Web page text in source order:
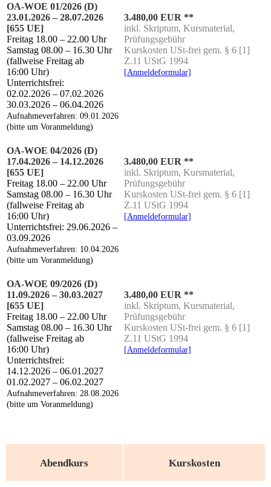
OA-WOE 01/2026 (D)
23.01.2026 – 28.07.2026
[655 UE]
Frei­tag 18.00 – 22.00 Uhr
Sams­tag 08.00 – 16.30 Uhr
(fall­wei­se Frei­tag ab
16:00 Uhr)
Unterrichtsfrei:
02.02.2026 – 07.02.2026
30.03.2026 – 06.04.2026
Auf­nah­me­ver­fah­ren: 09.01.2026
(bit­te um Voranmeldung)
3.480,00 EUR **
inkl. Skrip­tum, Kurs­ma­te­ri­al,
Prüfungsgebühr
Kurs­kos­ten USt-frei gem. § 6 [1]
Z.11 UStG 1994
[Anmel­de­for­mu­lar]
OA-WOE 04/2026 (D)
17.04.2026 – 14.12.2026
[655 UE]
Frei­tag 18.00 – 22.00 Uhr
Sams­tag 08.00 – 16.30 Uhr
(fall­wei­se Frei­tag ab
16:00 Uhr)
Unter­richts­frei: 29.06.2026 –
03.09.2026
Auf­nah­me­ver­fah­ren: 10.04.2026
(bit­te um Voranmeldung)
3.480,00 EUR **
inkl. Skrip­tum, Kurs­ma­te­ri­al,
Prüfungsgebühr
Kurs­kos­ten USt-frei gem. § 6 [1]
Z.11 UStG 1994
[Anmel­de­for­mu­lar]
OA-WOE 09/2026 (D)
11.09.2026 – 30.03.2027
[655 UE]
Frei­tag 18.00 – 22.00 Uhr
Sams­tag 08.00 – 16.30 Uhr
(fall­wei­se Frei­tag ab
16:00 Uhr)
Unterrichtsfrei:
14.12.2026 – 06.01.2027
01.02.2027 – 06.02.2027
Auf­nah­me­ver­fah­ren: 28.08.2026
(bit­te um Voranmeldung)
3.480,00 EUR **
inkl. Skrip­tum, Kurs­ma­te­ri­al,
Prüfungsgebühr
Kurs­kos­ten USt-frei gem. § 6 [1]
Z.11 UStG 1994
[Anmel­de­for­mu­lar]
Abendkurs Kurskosten